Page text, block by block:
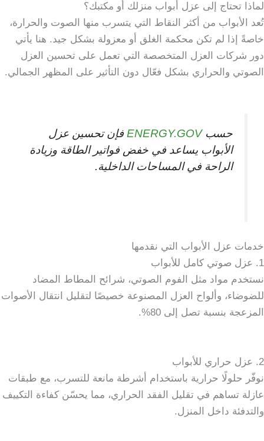
لماذا تحتاج إلى عزل أبواب منزلك أو مكتبك؟
تُعد الأبواب من أكثر النقاط التي يتسرب منها الصوت والحرارة،
خاصةً إذا لم تكن محكمة الغلق أو معزولة بشكل جيد. هنا يأتي
دور شركات العزل المتخصصة التي تعمل على تحسين العزل
الصوتي والحراري بشكل فعّال دون التأثير على المظهر الجمالي.
حسبENERGY.GOV فإن تحسين عزل
الأبواب يساعد في خفض فواتير الطاقة وزيادة
الراحة في المساحات الداخلية.
خدمات عزل الأبواب التي نقدمها
1. عزل صوتي كامل للأبواب
نستخدم مواد مثل الفوم الصوتي، شرائح المطاط المضاد
للضوضاء، وألواح العزل المصنوعة خصيصًا لتقليل انتقال الأصوات
المزعجة بنسبة تصل إلى 80%.
2. عزل حراري للأبواب
نوفّر حلولًا حرارية باستخدام أشرطة مانعة للتسرب، مع طبقات
عازلة تساهم في تقليل الفقد الحراري، مما يحسّن كفاءة التكييف
والتدفئة داخل المنزل.